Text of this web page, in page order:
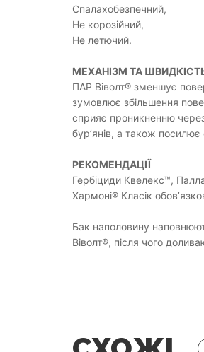
Спалахобезпечний,
Не корозійний,
Не летючий.
МЕХАНІЗМ ТА ШВИДКІСТЬ
ПАР Віволт® зменшує
зумовлює збільшення
сприяє проникненню
бур’янів, а також посилює
РЕКОМЕНДАЦІЇ
Гербіциди Квелекс™,
Хармоні® Класік
Бак наполовину
Віволт®, після чого